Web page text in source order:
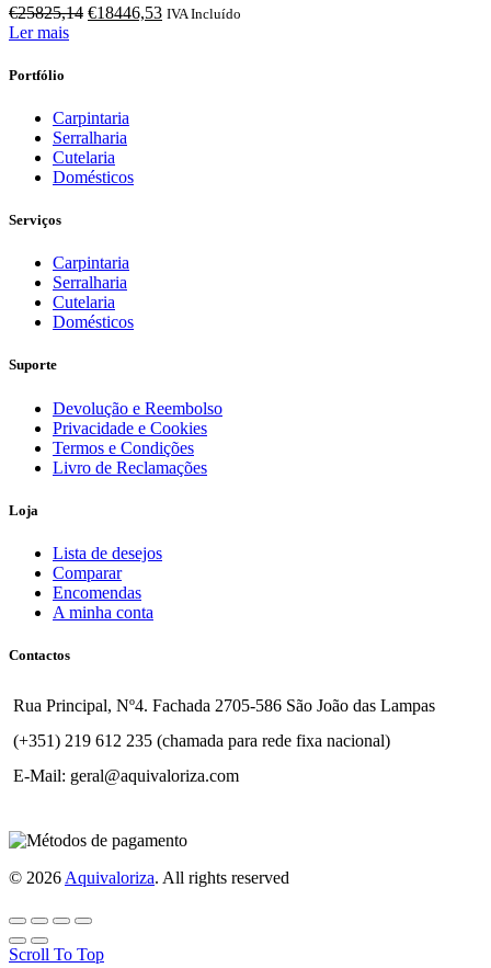
€25825,14 O
€18446,53OIVA Incluído
Ler mais
Portfólio
Carpintaria
Serralharia
Cutelaria
Domésticos
Serviços
Carpintaria
Serralharia
Cutelaria
Domésticos
Suporte
Devolução e Reembolso
Privacidade e Cookies
Termos e Condições
Livro de Reclamações
Loja
Lista de desejos
Comparar
Encomendas
A minha conta
Contactos
Rua Principal, Nº4. Fachada 2705-586 São João das Lampas
(+351) 219 612 235 (chamada para rede fixa nacional)
E-Mail: geral@aquivaloriza.com
© 2026 Aquivaloriza. All rights reserved
Scroll To Top